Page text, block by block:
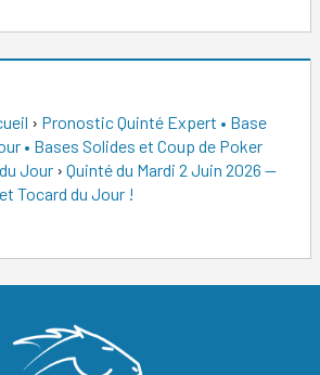
› Pronostic Quinté Expert • Base
• Bases Solides et Coup de Poker
Jour › Quinté du Mardi 2 Juin 2026 —
Tocard du Jour !